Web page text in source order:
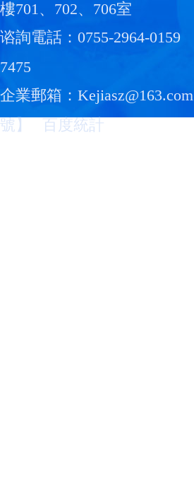
樓701、702、706室
谘詢電話：0755-2964-0159
7475
企業郵箱：Kejiasz@163.com
號 】 百度統計